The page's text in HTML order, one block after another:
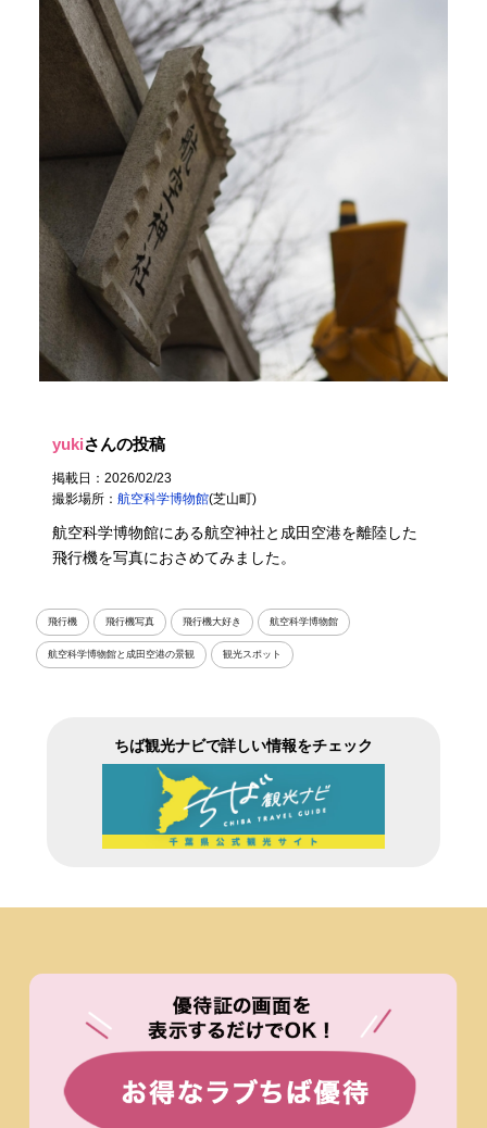
yukiさんの投稿
掲載日：2026/02/23
撮影場所：航空科学博物館(芝山町)
航空科学博物館にある航空神社と成田空港を離陸した
飛行機を写真におさめてみました。
飛行機 飛行機写真 飛行機大好き 航空科学博物館
航空科学博物館と成田空港の景観 観光スポット
ちば観光ナビで詳しい情報をチェック